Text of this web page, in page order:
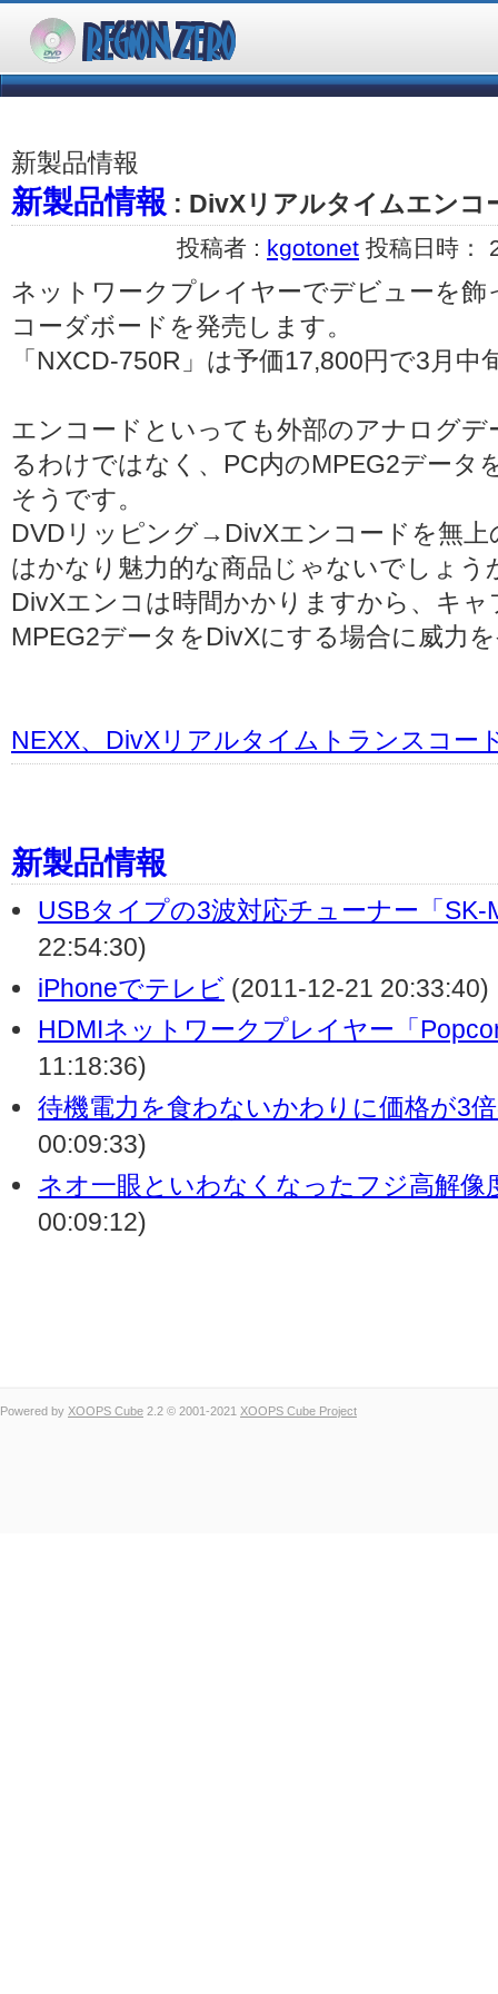
新製品情報
新製品情報 : DivXリアルタイムエンコ
投稿者 : kgotonet 投稿日時：
ネットワークプレイヤーでデビューを飾
コーダボードを発売します。
「NXCD-750R」は予価17,800円で3月中
エンコードといっても外部のアナログ
るわけではなく、PC内のMPEG2データ
そうです。
DVDリッピング→DivXエンコードを無
はかなり魅力的な商品じゃないでしょう
DivXエンコは時間かかりますから、キ
MPEG2データをDivXにする場合に威力
NEXX、DivXリアルタイムトランスコー
新製品情報
USBタイプの3波対応チューナー「SK-
22:54:30)
iPhoneでテレビ (2011-12-21 20:33:40)
HDMIネットワークプレイヤー「
11:18:36)
待機電力を食わないかわりに価格が3
00:09:33)
ネオ一眼といわなくなったフジ高解像
00:09:12)
Powered by XOOPS Cube 2.2 © 2001-2021 XOOPS Cube Project